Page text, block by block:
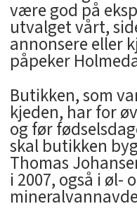
være god på
utvalget vårt,
annonsere eller
påpeker
Butikken, som
kjeden, har for
og før
skal butikken
Thomas
i 2007, også i øl-